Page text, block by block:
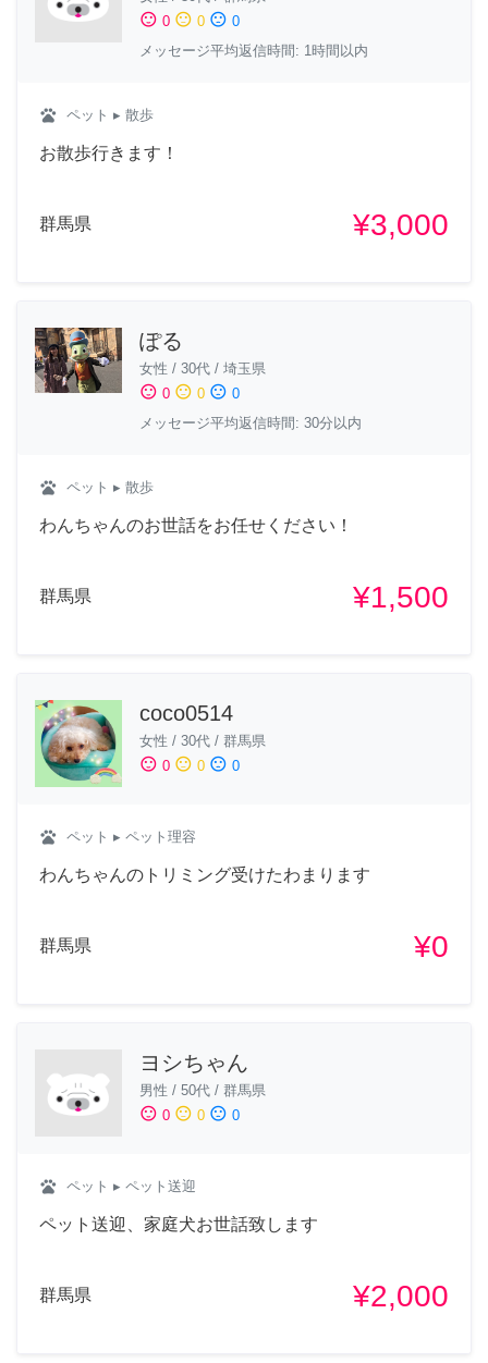
sentiment_satisfied 0 sentiment_neutral 0 sentiment_dissatisfied 0
メッセージ平均返信時間: 1時間以内
pets ペット ▸ 散歩
お散歩行きます！
群馬県 ¥3,000
ぽる
女性 / 30代 / 埼玉県
sentiment_satisfied 0 sentiment_neutral 0 sentiment_dissatisfied 0
メッセージ平均返信時間: 30分以内
pets ペット ▸ 散歩
わんちゃんのお世話をお任せください！
群馬県 ¥1,500
coco0514
女性 / 30代 / 群馬県
sentiment_satisfied 0 sentiment_neutral 0 sentiment_dissatisfied 0
pets ペット ▸ ペット理容
わんちゃんのトリミング受けたわまります
群馬県 ¥0
ヨシちゃん
男性 / 50代 / 群馬県
sentiment_satisfied 0 sentiment_neutral 0 sentiment_dissatisfied 0
pets ペット ▸ ペット送迎
ペット送迎、家庭犬お世話致します
群馬県 ¥2,000